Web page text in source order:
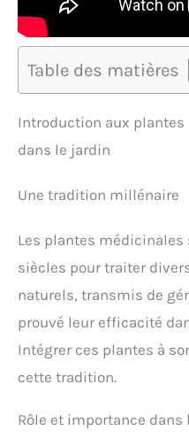
Table des matières
Introduction aux
dans le jardin
Une tradition millénaire
Les plantes
siècles pour traiter
naturels, transmis de
prouvé leur efficacité
Intégrer ces plantes à
cette tradition.
Rôle et importance dans